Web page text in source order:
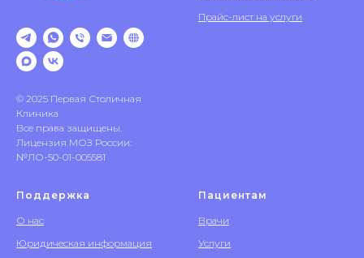
© 2025 Первая Столичная
Клиника
Все права защищены.
Лицензия МОЗ России:
№ЛО-50-01-005581
Прайс-лист на услуги
Поддержка
О нас
Юридическая информация
Пациентам
Врачи
Услуги